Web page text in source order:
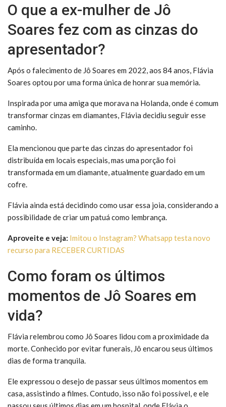
O que a ex-mulher de Jô
Soares fez com as cinzas do
apresentador?
Após o falecimento de Jô Soares em 2022, aos 84 anos, Flávia
Soares optou por uma forma única de honrar sua memória.
Inspirada por uma amiga que morava na Holanda, onde é comum
transformar cinzas em diamantes, Flávia decidiu seguir esse
caminho.
Ela mencionou que parte das cinzas do apresentador foi
distribuída em locais especiais, mas uma porção foi
transformada em um diamante, atualmente guardado em um
cofre.
Flávia ainda está decidindo como usar essa joia, considerando a
possibilidade de criar um patuá como lembrança.
Aproveite e veja: Imitou o Instagram? Whatsapp testa novo
recurso para RECEBER CURTIDAS
Como foram os últimos
momentos de Jô Soares em
vida?
Flávia relembrou como Jô Soares lidou com a proximidade da
morte. Conhecido por evitar funerais, Jô encarou seus últimos
dias de forma tranquila.
Ele expressou o desejo de passar seus últimos momentos em
casa, assistindo a filmes. Contudo, isso não foi possível, e ele